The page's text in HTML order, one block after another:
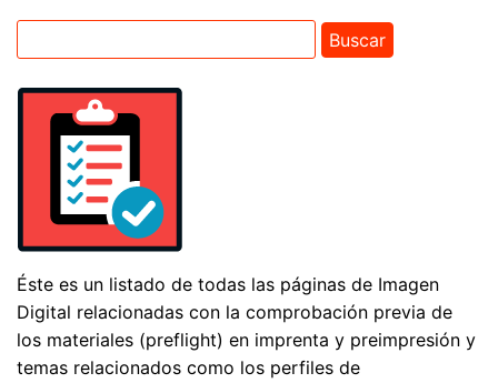
Éste es un listado de todas las páginas de Imagen
Digital relacionadas con la comprobación previa de
los materiales (preflight) en imprenta y preimpresión y
temas relacionados como los perfiles de